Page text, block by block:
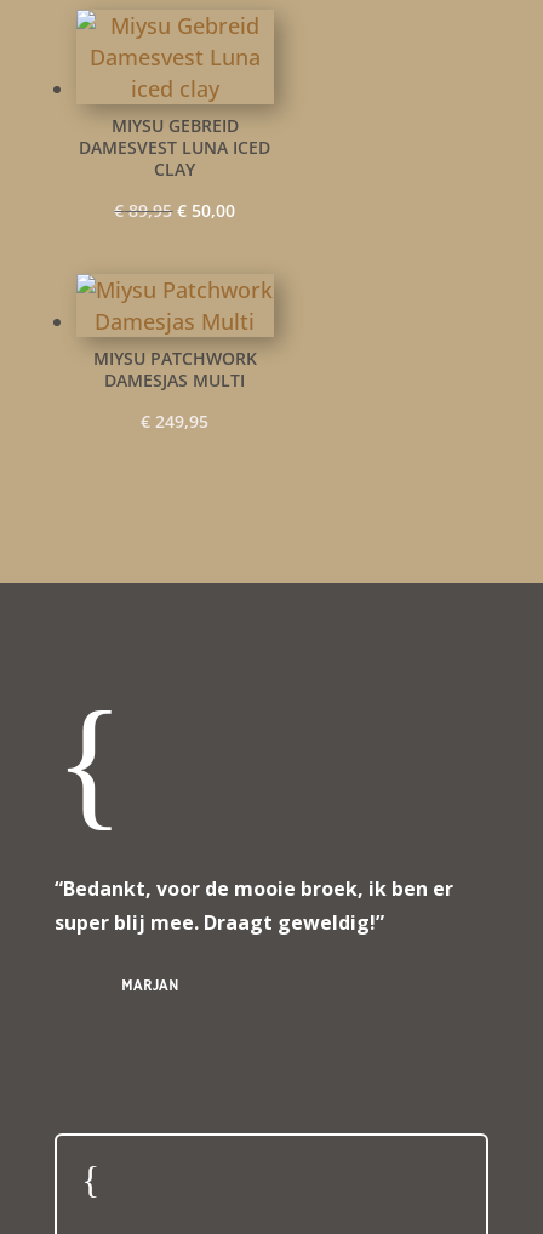
€ 89,95.€ 50,00.
MIYSU GEBREID
DAMESVEST LUNA ICED
CLAY
€89,95Oorspronkelijke
€ 89,95.
€ 50,00Huidige
€ 50,00.
MIYSU PATCHWORK
DAMESJAS MULTI
€ 249,95
{
“Bedankt, voor de mooie broek, ik ben er
super blij mee. Draagt geweldig!”
MARJAN
{